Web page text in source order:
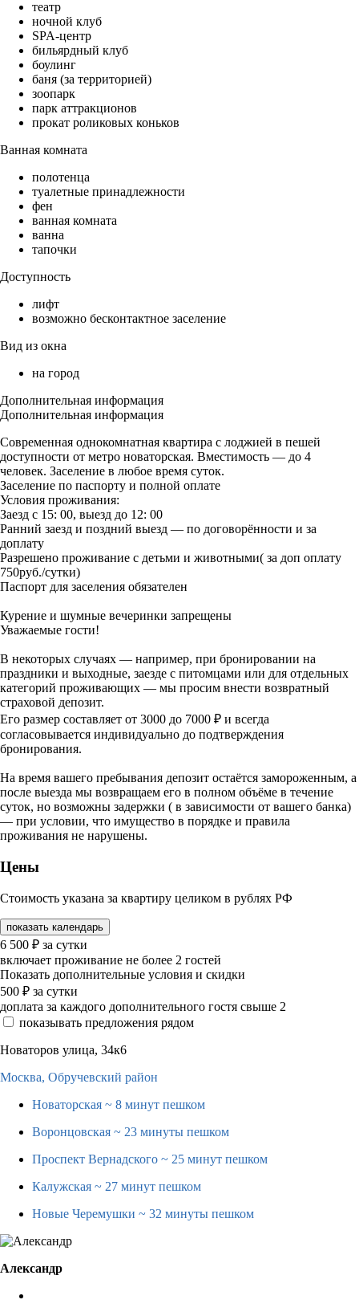
театр
ночной клуб
SPA-центр
бильярдный клуб
боулинг
баня (за территорией)
зоопарк
парк аттракционов
прокат роликовых коньков
Ванная комната
полотенца
туалетные принадлежности
фен
ванная комната
ванна
тапочки
Доступность
лифт
возможно бесконтактное заселение
Вид из окна
на город
Дополнительная информация
Дополнительная информация
Современная однокомнатная квартира с лоджией в пешей
доступности от метро новаторская. Вместимость — до 4
человек. Заселение в любое время суток.
Заселение по паспорту и полной оплате
Условия проживания:
Заезд с 15: 00, выезд до 12: 00
Ранний заезд и поздний выезд — по договорённости и за
доплату
Разрешено проживание с детьми и животными( за доп оплату
750руб./сутки)
Паспорт для заселения обязателен
Курение и шумные вечеринки запрещены
Уважаемые гости!
В некоторых случаях — например, при бронировании на
праздники и выходные, заезде с питомцами или для отдельных
категорий проживающих — мы просим внести возвратный
страховой депозит.
Его размер составляет от 3000 до 7000 ₽ и всегда
согласовывается индивидуально до подтверждения
бронирования.
На время вашего пребывания депозит остаётся замороженным, а
после выезда мы возвращаем его в полном объёме в течение
суток, но возможны задержки ( в зависимости от вашего банка)
— при условии, что имущество в порядке и правила
проживания не нарушены.
Цены
Стоимость указана за квартиру целиком в рублях РФ
показать календарь
6 500 ₽ за сутки
включает проживание не более 2 гостей
Показать дополнительные условия и скидки
500 ₽ за сутки
доплата за каждого дополнительного гостя свыше 2
показывать предложения рядом
Новаторов улица, 34к6
Москва, Обручевский район
Новаторская ~ 8 минут пешком
Воронцовская ~ 23 минуты пешком
Проспект Вернадского ~ 25 минут пешком
Калужская ~ 27 минут пешком
Новые Черемушки ~ 32 минуты пешком
Александр